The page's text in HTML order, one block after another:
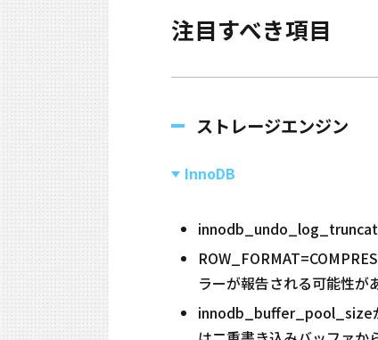
注目すべき項目
ストレージエンジン
InnoDB
ラーが報告される可能性が
innodb_buffer_pool_size